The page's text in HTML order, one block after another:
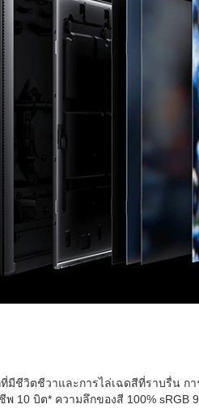
ชีวิตชีวาและการไล่เฉดสีที่ราบรื่น
บิต* ความลึกของสี 100% sRGB